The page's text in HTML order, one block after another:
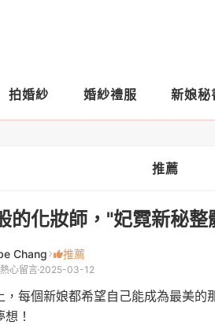
拍婚紗 婚紗禮服 新娘秘
推薦
的化妝師，"妃霓新秘整
Chang 推薦
心留言 2025-03-12
，每個新娘都希望自己能成為最美的
！